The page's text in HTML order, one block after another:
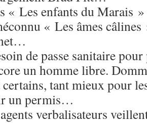
« Les enfants du Marais »
« Les âmes câlines
de passe sanitaire
un homme libre.
tant mieux pour
un permis…
verbalisateurs